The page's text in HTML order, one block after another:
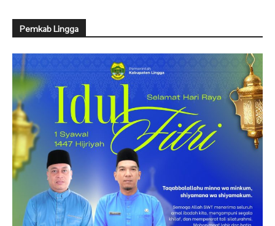
Pemkab Lingga